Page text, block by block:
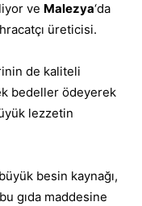
ve Malezya‘da
üreticisi.
de kaliteli
bedeller ödeyerek
lezzetin
besin kaynağı,
gıda maddesine